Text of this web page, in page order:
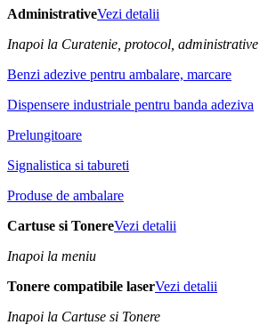
AdministrativeVezi detalii
Inapoi la Curatenie, protocol, administrative
Benzi adezive pentru ambalare, marcare
Dispensere industriale pentru banda adeziva
Prelungitoare
Signalistica si tabureti
Produse de ambalare
Cartuse si TonereVezi detalii
Inapoi la meniu
Tonere compatibile laserVezi detalii
Inapoi la Cartuse si Tonere